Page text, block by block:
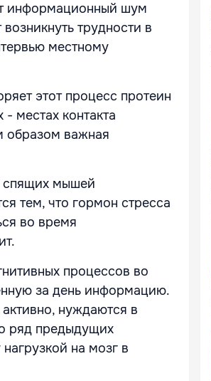
информационный шум
трудности в
местному
этот процесс протеин
местах контакта
образом важная
спящих мышей
тем, что гормон стресса
во время
процессов во
за день информацию.
нуждаются в
ряд предыдущих
на мозг в